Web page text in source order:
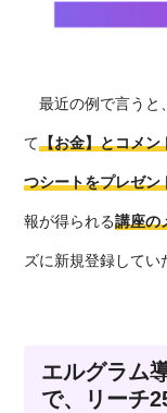
最近の例で言うと
て【お金】とコメン
つシートをプレゼン
報が得られる講座の
ズに新規登録してい
エルグラム
で、リーチ